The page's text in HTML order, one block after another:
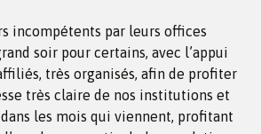
incompétents par leurs offices
soir pour certains, avec l’appui
très organisés, afin de profiter
très claire de nos institutions et
les mois qui viennent, profitant